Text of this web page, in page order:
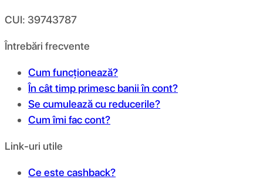
CUI: 39743787
Întrebări frecvente
Cum funcționează?
În cât timp primesc banii în cont?
Se cumulează cu reducerile?
Cum îmi fac cont?
Link-uri utile
Ce este cashback?